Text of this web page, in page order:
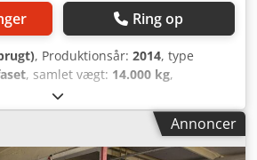
påføres og fortsætter derefter
det placeres på vakuumbåndene.
og positioneres nøjagtigt via
stoppere for høj finishkvalitet.
til forskellige produkttyper, fra
og kasser, store bagstøtter,
Transport Dcsdpjxwcwwefx Amusk
af fire vakuumbånd, som fører
Ring op
, Produktionsår: 2014, type
, samlet vægt: 14.000 kg,
– ZBX-300 og ZBX-450 Vi
papirsposeproduktionslinje,
300-formningsmaskine og en ZBX-
af håndtag. Disse maskiner
Annoncer